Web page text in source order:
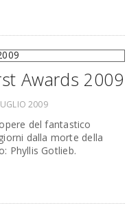
Awards 2009
2009
del fantastico
dalla morte della
Phyllis Gotlieb.